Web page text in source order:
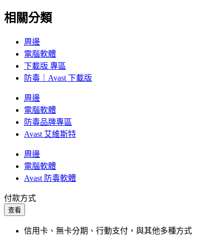
相關分類
周邊
電腦軟體
下載版 專區
防毒｜Avast 下載版
周邊
電腦軟體
防毒品牌專區
Avast 艾維斯特
周邊
電腦軟體
Avast 防毒軟體
付款方式
查看
信用卡、無卡分期、行動支付，與其他多種方式